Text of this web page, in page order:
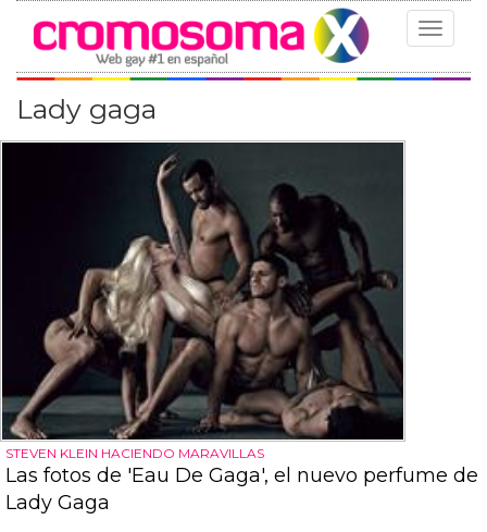
Toggle
Lady gaga
STEVEN KLEIN HACIENDO MARAVILLAS
Las fotos de 'Eau De Gaga', el nuevo perfume de
Lady Gaga